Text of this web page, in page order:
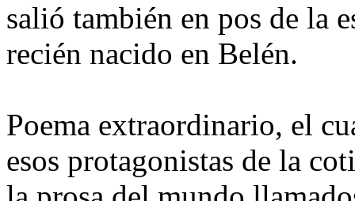
salió también en pos de la
recién nacido en Belén.
Poema extraordinario, el
esos protagonistas de la